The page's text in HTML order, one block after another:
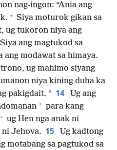
nag-ingon: “Ania ang
+ Siya moturok gikan sa
ug tukoron niya ang
Siya ang magtukod sa
ang modawat sa himaya.
ug mahimo siyang
niya kining duha ka
pakigdait. * 14
Ug ang
* para kang
+ ug Hen nga anak ni
Jehova. 15
Ug kadtong
motabang sa pagtukod sa